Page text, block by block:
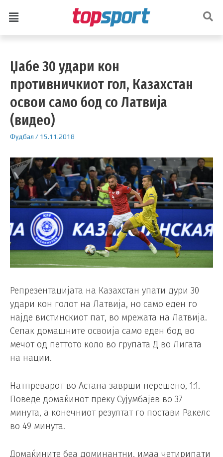
Џабе 30 удари кон
противничкиот гол, Казахстан
освои само бод со Латвија
(видео)
Фудбал / 15.11.2018
Репрезентацијата на Казахстан упати дури 30
удари кон голот на Латвија, но само еден го
најде вистинскиот пат, во мрежата на Латвија.
Сепак домашните освоија само еден бод во
мечот од петтото коло во групата Д во Лигата
на нации.
Натпреварот во Астана заврши нерешено, 1:1.
Поведе домаќинот преку Сујумбајев во 37
минута, а конечниот резултат го постави Ракелс
во 49 минута.
Домаќините беа доминантни, имаа четирипати